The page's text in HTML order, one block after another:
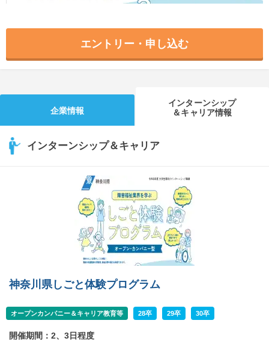
エントリー・申し込む
企業情報
インターンシップ
＆キャリア情報
インターンシップ＆キャリア
神奈川県しごと体験プログラム
オープンカンパニー＆キャリア教育等 28卒 29卒 30卒
開催期間：2、3日程度